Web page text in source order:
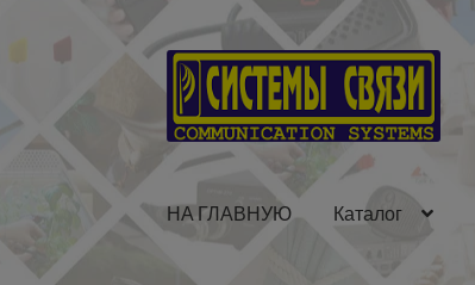
Перейти
к
навигации
Перейти
к
содержимому
НА ГЛАВНУЮ Каталог